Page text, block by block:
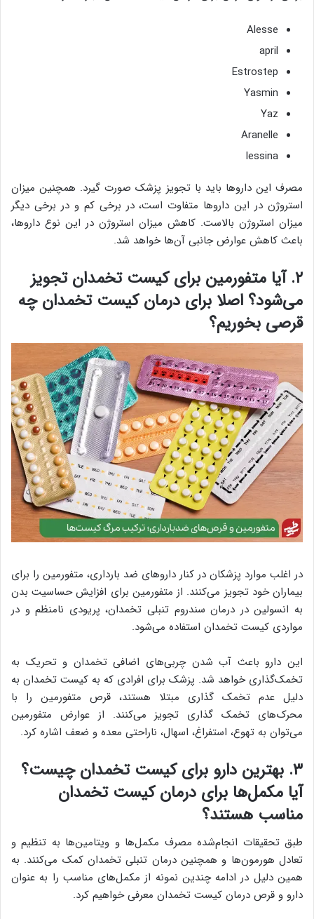
Alesse
april
Estrostep
Yasmin
Yaz
Aranelle
lessina
مصرف این داروها باید با تجویز پزشک صورت گیرد. همچنین میزان
استروژن در این داروها متفاوت است، در برخی کم و در برخی دیگر
میزان استروژن بالاست. کاهش میزان استروژن در این نوع داروها،
باعث کاهش عوارض جانبی آن‌ها خواهد شد.
۲. آیا متفورمین برای کیست تخمدان تجویز
می‌شود؟ اصلا برای درمان کیست تخمدان چه
قرصی بخوریم؟
در اغلب موارد پزشکان در کنار داروهای ضد بارداری، متفورمین را برای
بیماران خود تجویز می‌کنند. از متفورمین برای افزایش حساسیت بدن
به انسولین در درمان سندروم تنبلی تخمدان، پریودی نامنظم و در
مواردی کیست تخمدان استفاده می‌شود.
این دارو باعث آب شدن چربی‌های اضافی تخمدان و تحریک به
تخمک‌گذاری خواهد شد. پزشک برای افرادی که به کیست تخمدان به
دلیل عدم تخمک گذاری مبتلا هستند، قرص متفورمین را با
محرک‌های تخمک گذاری تجویز می‌کنند. از عوارض متفورمین
می‌توان به تهوع، استفراغ، اسهال، ناراحتی معده و ضعف اشاره کرد.
۳. بهترین دارو برای کیست تخمدان چیست؟
آیا مکمل‌ها برای درمان کیست تخمدان
مناسب هستند؟
طبق تحقیقات انجام‌شده مصرف مکمل‌ها و ویتامین‌ها به تنظیم و
تعادل هورمون‌ها و همچنین درمان تنبلی تخمدان کمک می‌کنند. به
همین دلیل در ادامه چندین نمونه از مکمل‌های مناسب را به عنوان
دارو و قرص درمان کیست تخمدان معرفی خواهیم کرد.